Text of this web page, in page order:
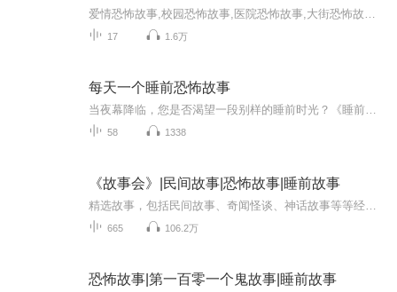
17 1.6万
每天一个睡前恐怖故事
58 1338
《故事会》|民间故事|恐怖故事|睡前故事
665 106.2万
恐怖故事|第一百零一个鬼故事|睡前故事